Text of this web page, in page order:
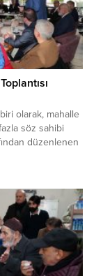
olarak, mahalle
söz sahibi
düzenlenen
ilk programı
Belediye
yeni yılda da daha